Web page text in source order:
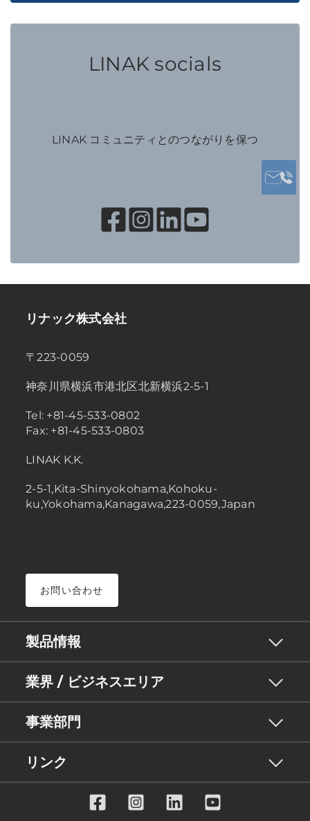
LINAK socials
LINAK コミュニティとのつながりを保つ
リナック株式会社
〒223-0059
神奈川県横浜市港北区北新横浜2-5-1
Tel: +81-45-533-0802
Fax: +81-45-533-0803
LINAK K.K.
2-5-1,Kita-Shinyokohama,Kohoku-
ku,Yokohama,Kanagawa,223-0059,Japan
お問い合わせ
製品情報
業界 / ビジネスエリア
事業部門
リンク